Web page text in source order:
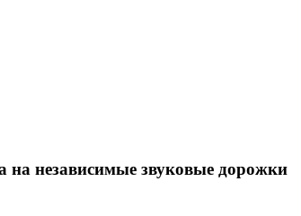
на независимые звуковые дорожки